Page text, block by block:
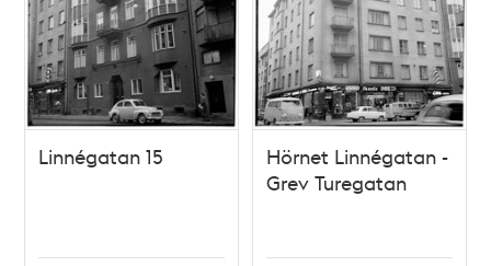
Linnégatan 15
Hörnet Linnégatan -
Grev Turegatan